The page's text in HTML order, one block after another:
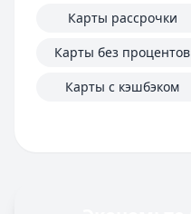
Карты рассрочки
Карты без процентов
Карты с кэшбэком